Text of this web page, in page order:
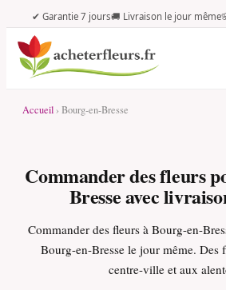
✔ Garantie 7 jours🚚 Livraison le jour même
Accueil › Bourg-en-Bresse
Commander des fleurs
Bresse avec
Commander des fleurs à Bourg-en-
Bourg-en-Bresse le jour même. Des
centre-ville et aux